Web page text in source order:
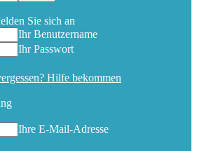
Sie sich an
Ihr Benutzername
Ihr Passwort
Hilfe bekommen
Ihre E-Mail-Adresse